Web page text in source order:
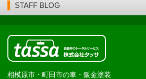
STAFF BLOG
相模原市・町田市の車・鈑金塗装